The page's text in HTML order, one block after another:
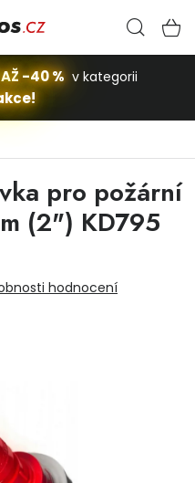
AŽ -40 % v kategorii
pro požární
(2") KD795
hodnocení